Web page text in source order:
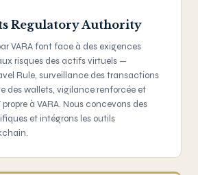
Regulatory Authority
VARA font face à des exigences
risques des actifs virtuels —
Rule, surveillance des transactions
des wallets, vigilance renforcée et
à VARA. Nous concevons des
et intégrons les outils